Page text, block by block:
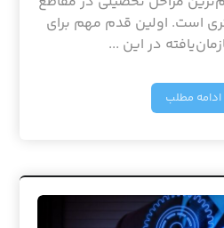
است. اولین قدم مهم برای
در این ...
ادامه مطلب